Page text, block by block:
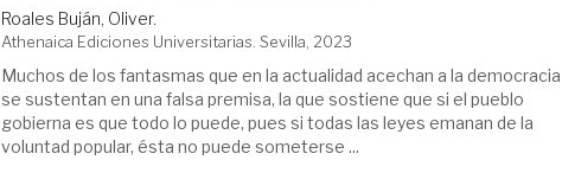
Roales Buján, Oliver.
Athenaica Ediciones Universitarias. Sevilla, 2023
Muchos de los fantasmas que en la actualidad acechan a la democracia
se sustentan en una falsa premisa, la que sostiene que si el pueblo
gobierna es que todo lo puede, pues si todas las leyes emanan de la
voluntad popular, ésta no puede someterse ...